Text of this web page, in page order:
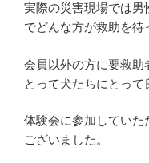
実際の災害現場では男
でどんな方が救助を待
会員以外の方に要救助
とって犬たちにとって
体験会に参加してい
ございました。